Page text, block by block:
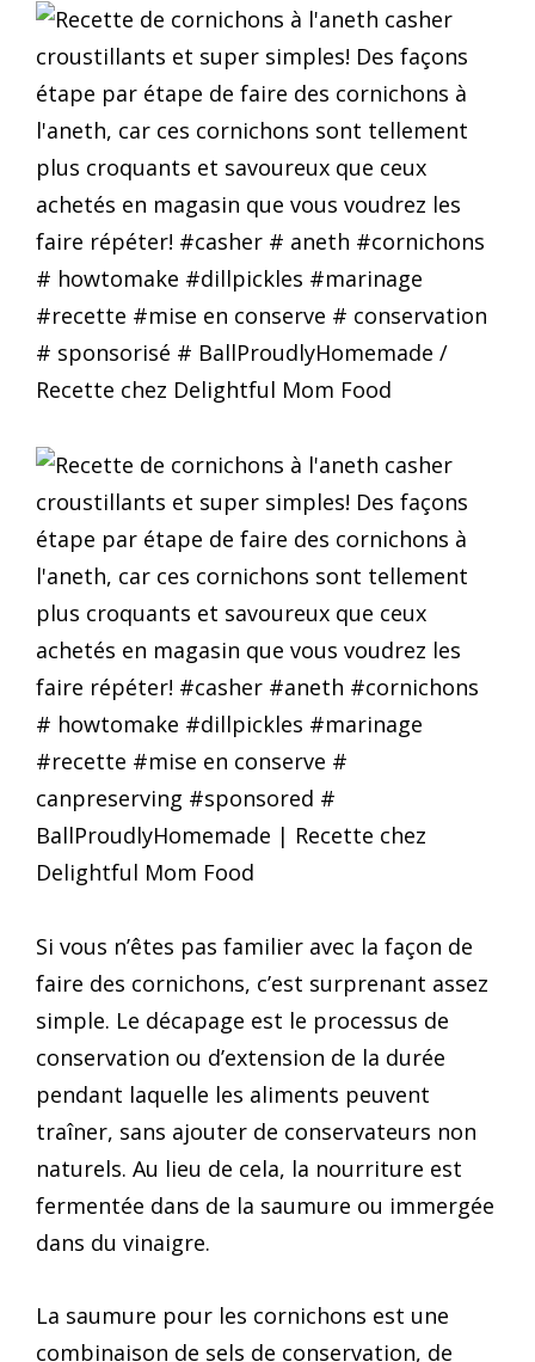
Si vous n’êtes pas familier avec la façon de
faire des cornichons, c’est surprenant assez
simple. Le décapage est le processus de
conservation ou d’extension de la durée
pendant laquelle les aliments peuvent
traîner, sans ajouter de conservateurs non
naturels. Au lieu de cela, la nourriture est
fermentée dans de la saumure ou immergée
dans du vinaigre.
La saumure pour les cornichons est une
combinaison de sels de conservation, de